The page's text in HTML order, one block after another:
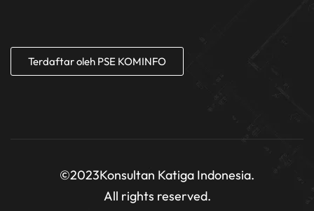
Terdaftar oleh PSE KOMINFO
©2023Konsultan Katiga Indonesia.
All rights reserved.